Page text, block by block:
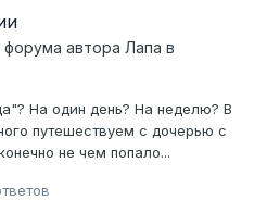
автора Лапа в
На один день? На неделю? В
путешествуем с дочерью с
не чем попало...